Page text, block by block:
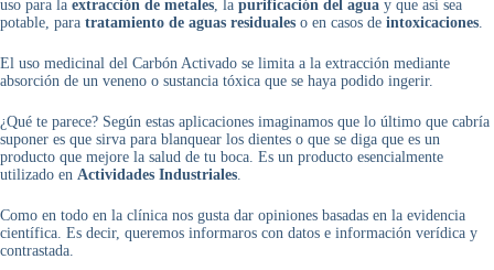
uso para la extracción de metales, la purificación del agua y que así sea
potable, para tratamiento de aguas residuales o en casos de intoxicaciones.
El uso medicinal del Carbón Activado se limita a la extracción mediante
absorción de un veneno o sustancia tóxica que se haya podido ingerir.
¿Qué te parece? Según estas aplicaciones imaginamos que lo último que cabría
suponer es que sirva para blanquear los dientes o que se diga que es un
producto que mejore la salud de tu boca. Es un producto esencialmente
utilizado en Actividades Industriales.
Como en todo en la clínica nos gusta dar opiniones basadas en la evidencia
científica. Es decir, queremos informaros con datos e información verídica y
contrastada.